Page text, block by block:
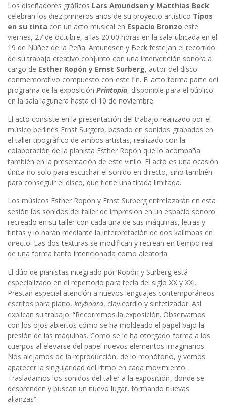
Los diseñadores gráficos Lars Amundsen y Matthias Beck
celebran los diez primeros años de su proyecto artístico Tipos
en su tinta con un acto musical en Espacio Bronzo este
viernes, 27 de octubre, a las 20.00 horas en la sala ubicada en el
19 de Núñez de la Peña. Amundsen y Beck festejan el recorrido
de su trabajo creativo conjunto con una intervención sonora a
cargo de Esther Ropón y Ernst Surberg, autor del disco
conmemorativo compuesto con este fin. El acto forma parte del
programa de la exposición Printopia, disponible para el público
en la sala lagunera hasta el 10 de noviembre.
El acto consiste en la presentación del trabajo realizado por el
músico berlinés Ernst Surgerb, basado en sonidos grabados en
el taller tipográfico de ambos artistas, realizado con la
colaboración de la pianista Esther Ropón que lo acompaña
también en la presentación de este vinilo. El acto es una ocasión
única no solo para escuchar el sonido en directo, sino también
para conseguir el disco, que tiene una tirada limitada.
Los músicos Esther Ropón y Ernst Surberg entrelazarán en esta
sesión los sonidos del taller de impresión en un espacio sonoro
recreado en su taller con cada una de sus máquinas, letras y
tintas y lo harán mediante la interpretación de dos kalimbas en
directo. Las dos texturas se modifican y recrean en tiempo real
de una forma tanto intencionada como aleatoria.
El dúo de pianistas integrado por Ropón y Surberg está
especializado en el repertorio para tecla del siglo XX y XXI.
Prestan especial atención a nuevos lenguajes contemporáneos
escritos para piano, keyboard, clavicordio y sintetizador. Así
explican su trabajo: “Recorremos la exposición. Observamos
con los ojos abiertos cómo se ha moldeado el papel bajo la
presión de las máquinas. Cómo se le ha otorgado forma a los
cuerpos al elevarse del papel nuevos elementos imaginarios.
Nos alejamos de la reproducción, de lo monótono, y vemos
aparecer la singularidad del ritmo en cada movimiento.
Trasladamos los sonidos del taller a la exposición, donde se
desprenden y buscan un nuevo lugar, formando nuevas
alianzas”.